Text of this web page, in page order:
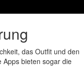
das Outfit und den
Apps bieten sogar die